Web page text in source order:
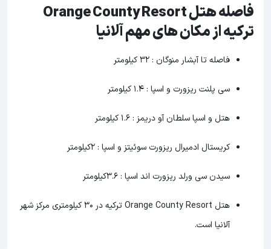
فاصله هتل Orange County Resort
ترکیه از مکان های مهم آلانیا
فاصله تا آبشار منوگان : 32 کیلومتر
سی پلنت ریزورت و اسپا : 1.4 کیلومتر
هتل و اسپا سلطان آو دریمز : 1.6 کیلومتر
کریستال ادمیرال ریزورت سوئیتز و اسپا : 2کیلومتر
سیدن سی ورلد ریزورت اند اسپا : 3.6کیلومتر
هتل Orange County Resort ترکیه در 30 کیلومتری مرکز شهر
آلانیا است.